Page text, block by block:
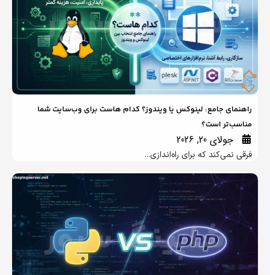
جامع: لینوکس یا ویندوز؟ کدام هاست برای وب‌سایت شما
است؟
20, 2026
که برای راه‌اندازی...